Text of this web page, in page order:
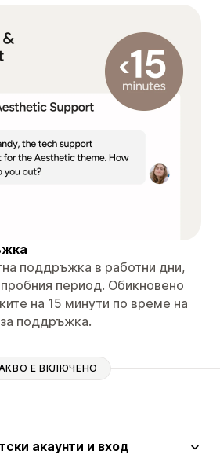
поддръжка в работни дни,
период. Обикновено
на 15 минути по време на
поддръжка.
Е ВКЛЮЧЕНО
акаунти и вход